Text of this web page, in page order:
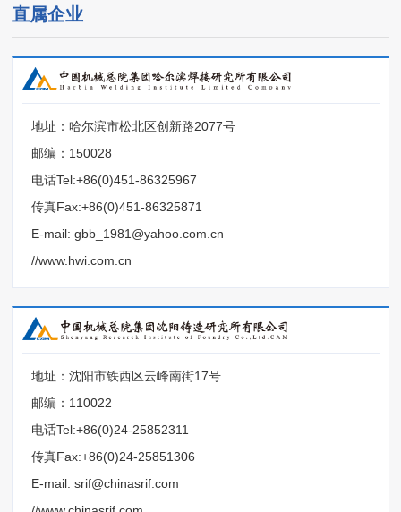
直属企业
地址：哈尔滨市松北区创新路2077号
邮编：150028
电话Tel:+86(0)451-86325967
传真Fax:+86(0)451-86325871
E-mail: gbb_1981@yahoo.com.cn
//www.hwi.com.cn
地址：沈阳市铁西区云峰南街17号
邮编：110022
电话Tel:+86(0)24-25852311
传真Fax:+86(0)24-25851306
E-mail: srif@chinasrif.com